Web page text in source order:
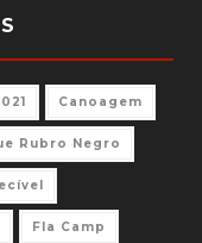
Canoagem
Rubro Negro
Fla Camp